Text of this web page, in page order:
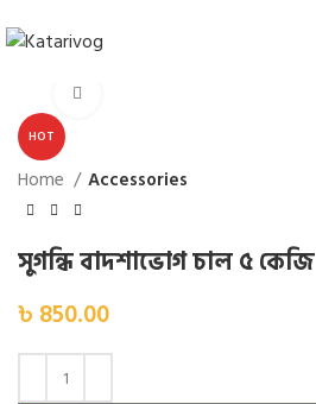
HOT
Home Accessories
সুগন্ধি বাদশাভোগ চাল ৫ কেজি
৳ 850.00